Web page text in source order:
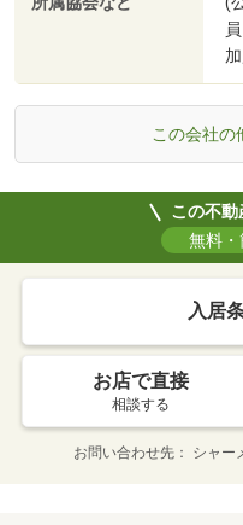
この会社の
この不動
無料・
入居
お店で直接
相談する
お問い合わせ先 シャー